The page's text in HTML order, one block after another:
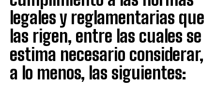
legales y reglamentarias que
las rigen, entre las cuales se
estima necesario considerar,
a lo menos, las siguientes: